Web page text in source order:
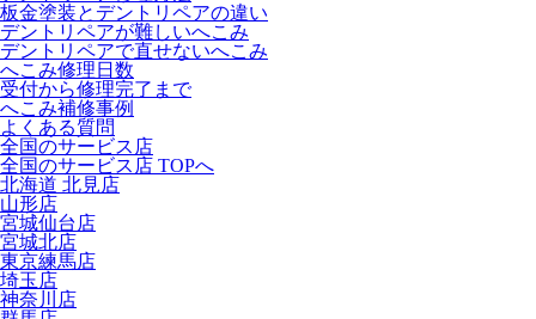
板金塗装とデントリペアの違い
デントリペアが難しいへこみ
デントリペアで直せないへこみ
へこみ修理日数
受付から修理完了まで
へこみ補修事例
よくある質問
全国のサービス店
全国のサービス店 TOPへ
北海道 北見店
山形店
宮城仙台店
宮城北店
東京練馬店
埼玉店
神奈川店